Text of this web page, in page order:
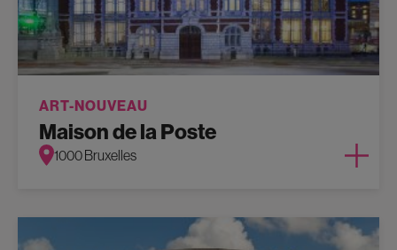
ART-NOUVEAU
Maison de la Poste
1000 Bruxelles